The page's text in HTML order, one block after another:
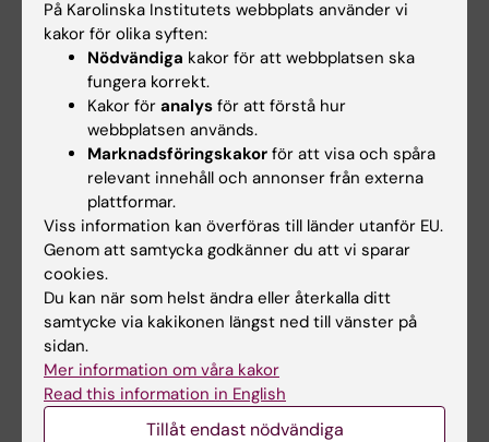
Personliga och psykologiska faktorers
inverkan på aktivitetsförmåga efter
handledsfraktur
Samarbetspartners och finansiärer
Sammanställning av våra samarbetspartners
och finansiärer.
Tidigare projekt och aktiviteter
FYSS 2021
SBU: Diagnostik och behandling av provocerad
På Karolinska Institutets webbplats använder vi
kakor för olika syften:
Nödvändiga kakor för att webbplatsen ska
fungera korrekt.
Kakor för analys för att förstå hur
webbplatsen används.
Marknadsföringskakor för att visa och spåra
relevant innehåll och annonser från externa
plattformar.
Viss information kan överföras till länder utanför EU.
Genom att samtycka godkänner du att vi sparar
cookies.
Du kan när som helst ändra eller återkalla ditt
samtycke via kakikonen längst ned till vänster på
sidan.
Mer information om våra kakor
Read this information in English
Tillåt endast nödvändiga